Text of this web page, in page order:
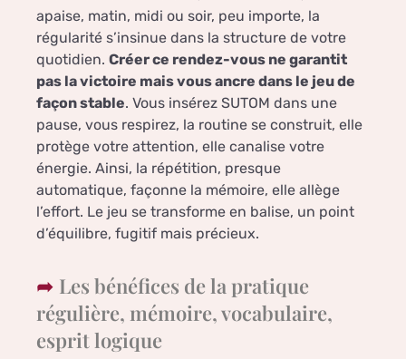
apaise, matin, midi ou soir, peu importe, la
régularité s’insinue dans la structure de votre
quotidien. Créer ce rendez-vous ne garantit
pas la victoire mais vous ancre dans le jeu de
façon stable. Vous insérez SUTOM dans une
pause, vous respirez, la routine se construit, elle
protège votre attention, elle canalise votre
énergie. Ainsi, la répétition, presque
automatique, façonne la mémoire, elle allège
l’effort. Le jeu se transforme en balise, un point
d’équilibre, fugitif mais précieux.
Les bénéfices de la pratique
régulière, mémoire, vocabulaire,
esprit logique